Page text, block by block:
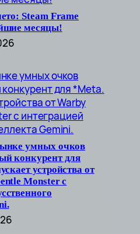
Steam Frame
месяцы!
умных очков
конкурент для
устройства от
Monster с